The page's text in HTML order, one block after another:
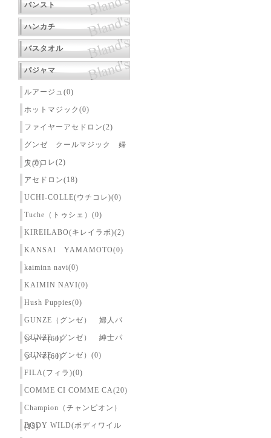
パンスト
ハンカチ
バスタオル
パジャマ
ルアージュ(0)
ホットマジック(0)
ファイヤーアセドロン(2)
グンゼ クールマジック 婦
人(0)
ウチコレ(2)
アセドロン(18)
UCHI-COLLE(ウチコレ)(0)
Tuche（トゥシェ）(0)
KIREILABO(キレイラボ)(2)
KANSAI YAMAMOTO(0)
kaiminn navi(0)
KAIMIN NAVI(0)
Hush Puppies(0)
GUNZE（グンゼ） 婦人パ
ジャマ(60)
GUNZE（グンゼ） 紳士パ
ジャマ(60)
GUNZE（グンゼ）(0)
FILA(フィラ)(0)
COMME CI COMME CA(20)
Champion（チャンピオン）
(15)
BODY WILD(ボディワイル